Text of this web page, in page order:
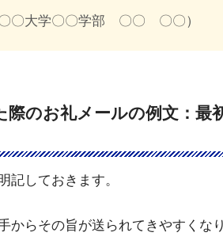
〇大学〇〇学部 〇〇 〇〇）
のお礼メールの例文：最
記しておきます。
らその旨が送られてきやすくなり